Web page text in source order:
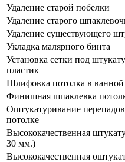
Удаление старой побелки
Удаление старого
Удаление существующего
Укладка малярного бинта
Установка сетки под
пластик
Шлифовка потолка в ванной
Финишная шпаклевка
Оштукатуривание
потолке
Высококачественная
30 мм.)
Высококачественная